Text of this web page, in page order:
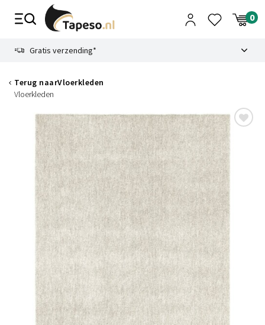
Gratis verzending*
Terug naarVloerkleden
Vloerkleden